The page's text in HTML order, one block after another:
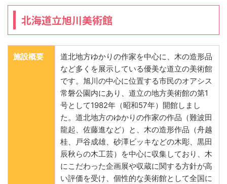
北海道立旭川美術館
施設概要
道北地方ゆかりの作家を中心に、木の造形品
など多くを展示している優美な道立の美術館
です。旭川の中心に位置する市民のオアシス
常磐公園内にあり、道立の地方美術館の第1
号として1982年（昭和57年）開館しまし
た。道北地方のゆかりの作家の作品（難波田
龍起、佐藤進など）と、木の造形作品（舟越
桂、戸谷成雄、砂澤ビッキなどの木彫、黒田
辰秋らの木工芸）を中心に収集しており、木
にこだわった企画展や収蔵に関する方針が高
い評価を受け、個性的な美術館として全国に